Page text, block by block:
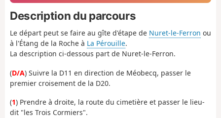
Description du parcours
Le départ peut se faire au gîte d'étape de Nuret-le-Ferron ou
à l'Étang de la Roche à La Pérouille.
La description ci-dessous part de Nuret-le-Ferron.
(D/A) Suivre la D11 en direction de Méobecq, passer le
premier croisement de la D20.
(1) Prendre à droite, la route du cimetière et passer le lieu-
dit "les Trois Cormiers".